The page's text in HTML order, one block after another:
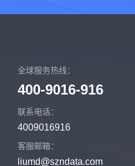
全球服务热线：
400-9016-916
联系电话：
4009016916
客服邮箱：
liumd@szndata.com